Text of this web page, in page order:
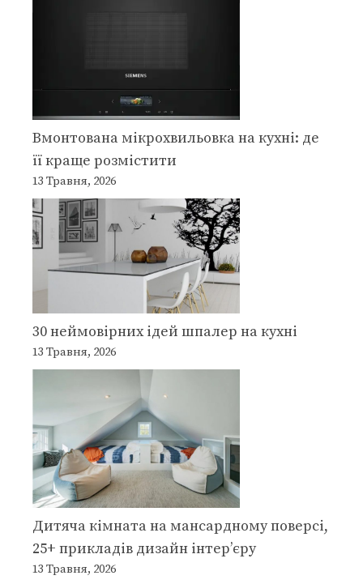
Вмонтована мікрохвильовка на кухні: де
її краще розмістити
13 Травня, 2026
30 неймовірних ідей шпалер на кухні
13 Травня, 2026
Дитяча кімната на мансардному поверсі,
25+ прикладів дизайн інтер’єру
13 Травня, 2026